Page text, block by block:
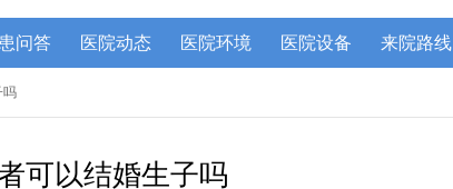
问答 医院动态 医院环境 医院设备 来院路线
吗
可以结婚生子吗